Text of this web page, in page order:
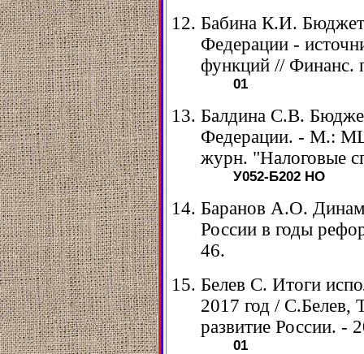
Бабина К.И.
Федерации -
функций // Финанс.
01
Балдина С.В.
Федерации. - М.:
журн. "Налоговые
У052-Б202 НО
Баранов А.О.
России в годы
46.
Белев С. Итоги
2017 год / С.Белев,
развитие России. -
01